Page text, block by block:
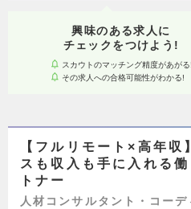
興味のある求人に
チェックをつけよう!
スカウトのマッチング精度があがる!
その求人への合格可能性がわかる!
【フルリモート×高年
スも収入も手に入れる
トナー
人材コンサルタント・コーデ